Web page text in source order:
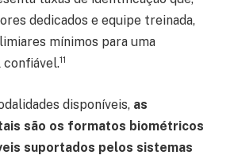
dedicados e equipe treinada,
mínimos para uma
11
disponíveis, as
são os formatos biométricos
suportados pelos sistemas